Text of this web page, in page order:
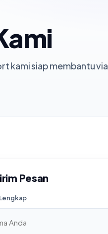
kami siap membantu via
Pesan